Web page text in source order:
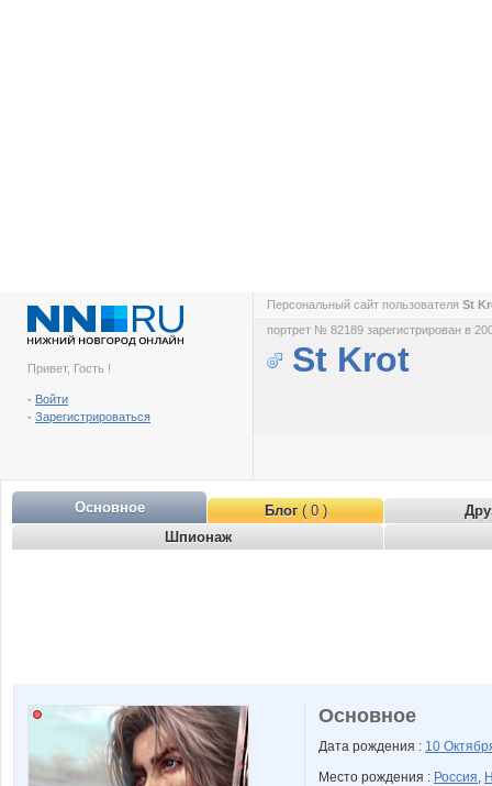
Привет, Гость !
- Войти
- Зарегистрироваться
Персональный сайт пользователя St
портрет № 82189 зарегистрирован в
St Krot
Основное Блог( 0 )
Шпионаж
Основное
Дата рождения : 10
Место рождения : Россия,